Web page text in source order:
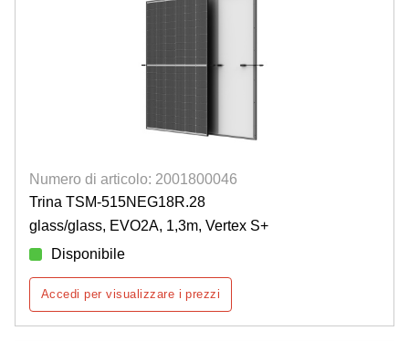
Numero di articolo: 2001800046
Trina TSM-515NEG18R.28
glass/glass, EVO2A, 1,3m, Vertex S+
Disponibile
Accedi per visualizzare i prezzi